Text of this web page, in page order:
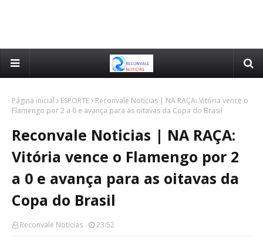
Página inicial ESPORTE
Reconvale Noticias | NA RAÇA: Vitória vence o
Flamengo por 2 a 0 e avança para as oitavas da Copa do Brasil
Reconvale Noticias | NA RAÇA:
Vitória vence o Flamengo por 2
a 0 e avança para as oitavas da
Copa do Brasil
Reconvale Noticias 23:52